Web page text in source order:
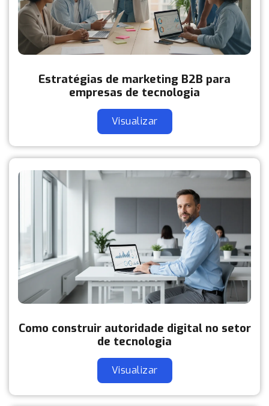
Estratégias de marketing B2B para
empresas de tecnologia
Visualizar
Como construir autoridade digital no setor
de tecnologia
Visualizar